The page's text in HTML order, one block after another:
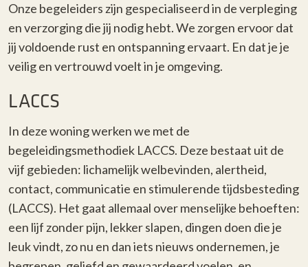
Onze begeleiders zijn gespecialiseerd in de verpleging
en verzorging die jij nodig hebt. We zorgen ervoor dat
jij voldoende rust en ontspanning ervaart. En dat je je
veilig en vertrouwd voelt in je omgeving.
LACCS
In deze woning werken we met de
begeleidingsmethodiek LACCS. Deze bestaat uit de
vijf gebieden: lichamelijk welbevinden, alertheid,
contact, communicatie en stimulerende tijdsbesteding
(LACCS). Het gaat allemaal over menselijke behoeften:
een lijf zonder pijn, lekker slapen, dingen doen die je
leuk vindt, zo nu en dan iets nieuws ondernemen, je